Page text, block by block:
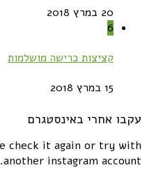
20 במרץ 2018
6
קציצות כרישה מושלמות
15 במרץ 2018
עקבו אחרי באינסטגרם
check it again or try with
another instagram account.